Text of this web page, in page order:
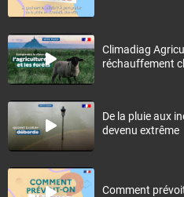
Climadiag
réchauffement
De la pluie aux
devenu extrême
Comment